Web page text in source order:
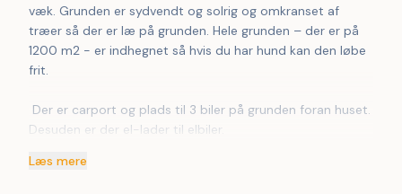
væk. Grunden er sydvendt og solrig og omkranset af
træer så der er læ på grunden. Hele grunden – der er på
1200 m2 - er indhegnet så hvis du har hund kan den løbe
frit.
Desuden er der el-lader til elbiler.
liggestole, havespil samt kajak og Sup board til fri
Læs mere